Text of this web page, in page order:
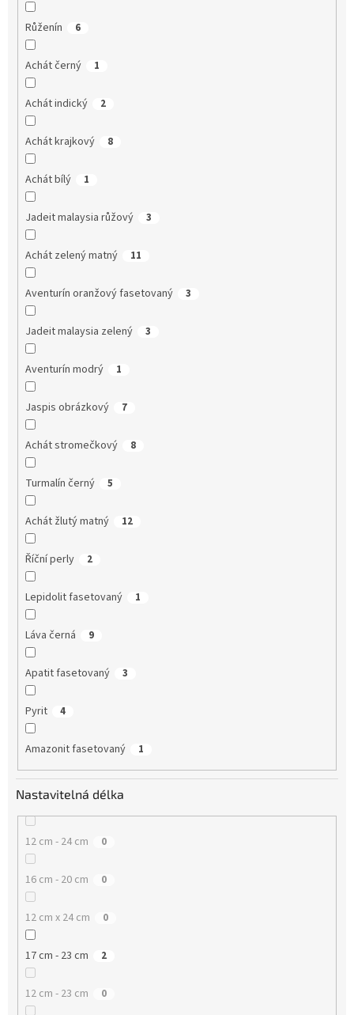
Růženín 6
Achát černý 1
Achát indický 2
Achát krajkový 8
Achát bílý 1
Jadeit malaysia růžový 3
Achát zelený matný 11
Aventurín oranžový fasetovaný 3
Jadeit malaysia zelený 3
Aventurín modrý 1
Jaspis obrázkový 7
Achát stromečkový 8
Turmalín černý 5
Achát žlutý matný 12
Říční perly 2
Lepidolit fasetovaný 1
Láva černá 9
Apatit fasetovaný 3
Pyrit 4
Amazonit fasetovaný 1
Nastavitelná délka
12 cm - 24 cm 0
16 cm - 20 cm 0
12 cm x 24 cm 0
17 cm - 23 cm 2
12 cm - 23 cm 0